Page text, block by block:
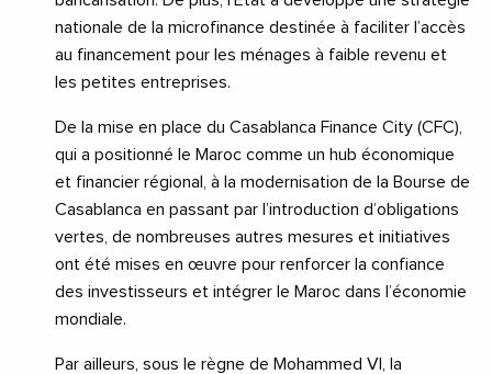
nationale de la microfinance destinée à faciliter l’accès
au financement pour les ménages à faible revenu et
les petites entreprises.
De la mise en place du Casablanca Finance City (CFC),
qui a positionné le Maroc comme un hub économique
et financier régional, à la modernisation de la Bourse de
Casablanca en passant par l’introduction d’obligations
vertes, de nombreuses autres mesures et initiatives
ont été mises en œuvre pour renforcer la confiance
des investisseurs et intégrer le Maroc dans l’économie
mondiale.
Par ailleurs, sous le règne de Mohammed VI, la